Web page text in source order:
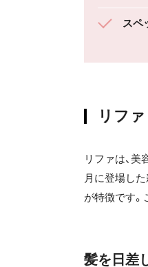
スペ
リフ
リファは、
月に登場し
が特徴です。
髪を日差